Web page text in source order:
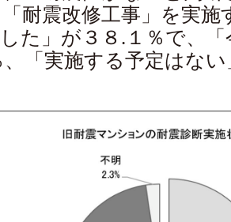
耐震改修工事」を実
た」が３８.１％で、
、「実施する予定はな